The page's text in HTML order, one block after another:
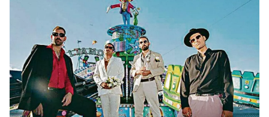
HELICOPTERO MEDICALIZADO
Un motorista en estado grave tras una colisión en
Velle